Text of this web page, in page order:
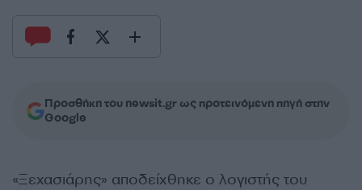
Προσθήκη του newsit.gr ως προτεινόμενη πηγή στην
Google
«Ξεχασιάρης» αποδείχθηκε ο λογιστής του